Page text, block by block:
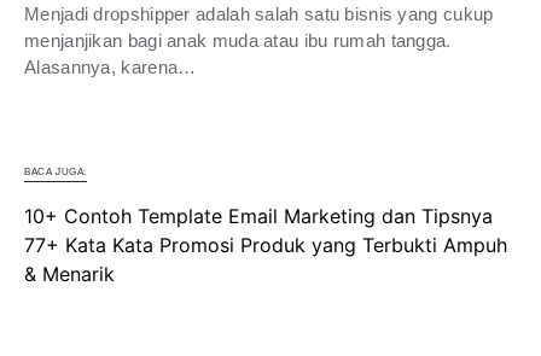
Menjadi dropshipper adalah salah satu bisnis yang cukup
menjanjikan bagi anak muda atau ibu rumah tangga.
Alasannya, karena…
BACA JUGA:
10+ Contoh Template Email Marketing dan Tipsnya
77+ Kata Kata Promosi Produk yang Terbukti Ampuh
& Menarik